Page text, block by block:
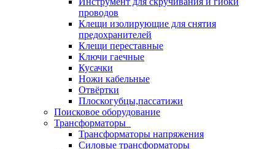
проводов
Клещи изолирующие для снятия
предохранителей
Клещи переставные
Ключи гаечные
Кусачки
Ножи кабельные
Отвёртки
Плоскогубцы,пассатижи
Поисковое оборудование
Трансформаторы
Трансформаторы напряжения
Силовые трансформаторы